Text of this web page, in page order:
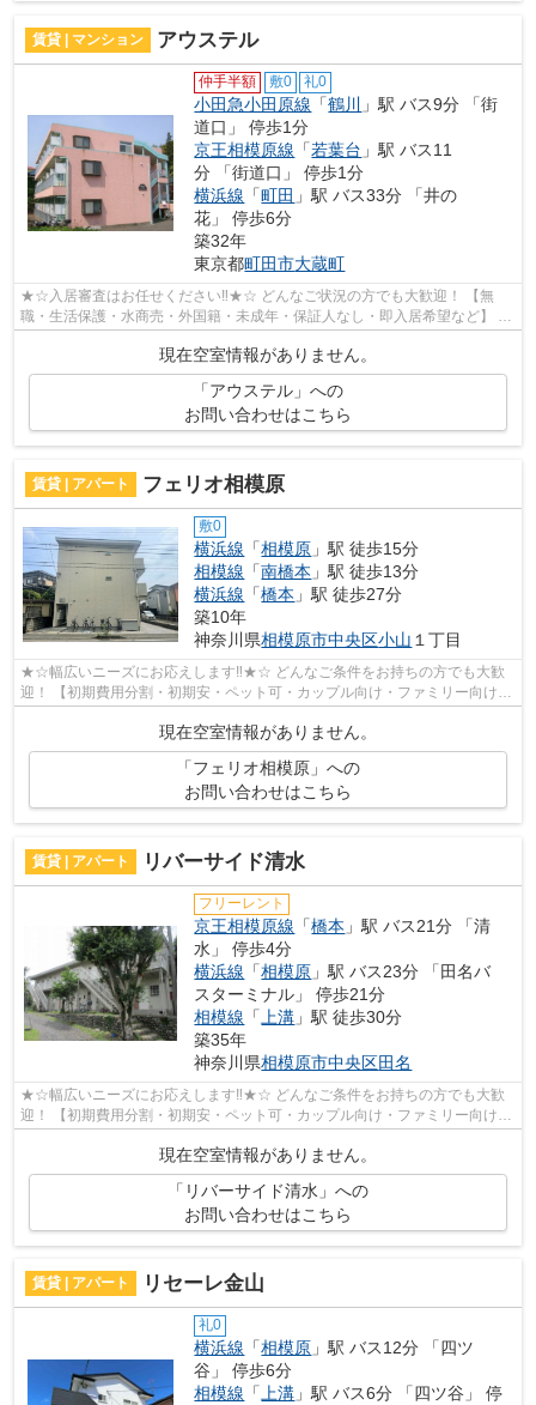
賃貸 | マンション アウステル
仲手半額 敷0 礼0
小田急小田原線 「鶴川 」駅 バス9分 「街
道口」 停歩1分
京王相模原線 「若葉台 」駅 バス11
分 「街道口」 停歩1分
横浜線 「町田 」駅 バス33分 「井の
花」 停歩6分
築32年
東京都町田市大蔵町
★☆入居審査はお任せください‼★☆ どんなご状況の方でも大歓迎！ 【無
職・生活保護・水商売・外国籍・未成年・保証人なし・即入居希望など】 ネ
ット非公開の物件からもお探し致します‼ ...
現在空室情報がありません。
「アウステル」への
お問い合わせはこちら
賃貸 | アパート フェリオ相模原
敷0
横浜線 「相模原 」駅 徒歩15分
相模線 「南橋本 」駅 徒歩13分
横浜線 「橋本 」駅 徒歩27分
築10年
神奈川県相模原市中央区小山 １丁目
★☆幅広いニーズにお応えします‼★☆ どんなご条件をお持ちの方でも大歓
迎！ 【初期費用分割・初期安・ペット可・カップル向け・ファミリー向け・
現在空室情報がありません。
「フェリオ相模原」への
お問い合わせはこちら
賃貸 | アパート リバーサイド清水
フリーレント
京王相模原線 「橋本 」駅 バス21分 「清
水」 停歩4分
横浜線 「相模原 」駅 バス23分 「田名バ
スターミナル」 停歩21分
相模線 「 上溝 」駅 徒歩30分
築35年
神奈川県相模原市中央区田名
★☆幅広いニーズにお応えします‼★☆ どんなご条件をお持ちの方でも大歓
迎！ 【初期費用分割・初期安・ペット可・カップル向け・ファミリー向け・
新築・デザイナーズなど】 ネット非公開...
現在空室情報がありません。
「リバーサイド清水」への
お問い合わせはこちら
賃貸 | アパート リセーレ金山
礼0
横浜線 「相模原 」駅 バス12分 「四ツ
谷」 停歩6分
相模線 「上溝 」駅 バス6分 「四ツ谷」 停